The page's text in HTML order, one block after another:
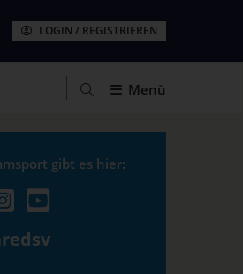
LOGIN / REGISTRIEREN
Menü
gibt es hier: